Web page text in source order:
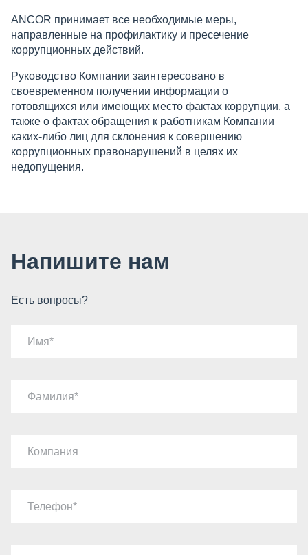
ANCOR принимает все необходимые меры,
направленные на профилактику и пресечение
коррупционных действий.
Руководство Компании заинтересовано в
своевременном получении информации о
готовящихся или имеющих место фактах коррупции, а
также о фактах обращения к работникам Компании
каких-либо лиц для склонения к совершению
коррупционных правонарушений в целях их
недопущения.
Напишите нам
Есть вопросы?
Имя
Фамилия
Компания
Телефон